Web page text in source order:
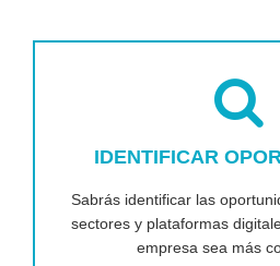
IDENTIFICAR
Sabrás identificar las
sectores y plataformas
empresa sea más